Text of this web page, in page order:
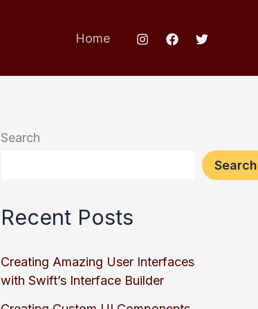
Home
Search
Search
Recent Posts
Creating Amazing User Interfaces
with Swift’s Interface Builder